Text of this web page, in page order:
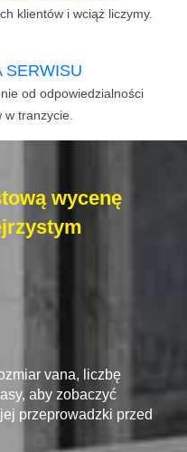
klientów i wciąż liczymy.
SERWISU
od odpowiedzialności
tranzycie.
wycenę
vana, liczbę
aby zobaczyć
przeprowadzki przed